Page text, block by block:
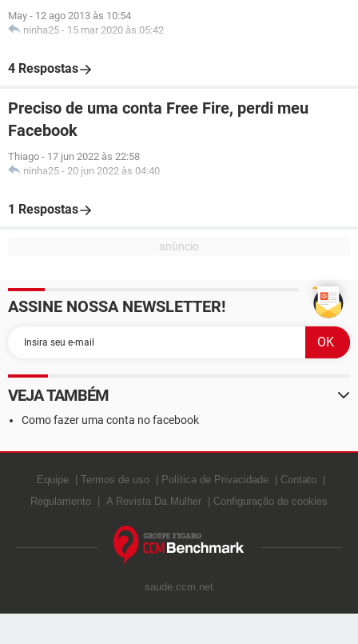
May - 12 ago 2013 às 10:54
ninha25 - 15 mar 2020 às 05:42
4 Respostas
Preciso de uma conta Free Fire, perdi meu
Facebook
Thiago - 17 jun 2022 às 22:58
ninha25 - 20 jun 2022 às 04:40
1 Respostas
ASSINE NOSSA NEWSLETTER!
VEJA TAMBÉM
Como fazer uma conta no facebook
Equipe Termos de uso Política de Privacidade
Contato
Regulamento
A Revista Da Mulher Configuração de cookies
saude.ccm.net